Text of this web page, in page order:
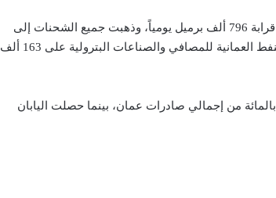
وبلغت صادرات الخام خلال الشهر الماضي قرابة 796 ألف برميل يومياً، وذهبت جميع الشحنات إلى
الأسواق الآسيوية في حين حصلت شركة النفط العمانية للمصافي والصناعات البترولية على 163 ألف
وذكر تقرير الوزارة أن الصين استوردت 70 بالمائة من إجمالي صادرات عمان، بينما حصلت اليابان